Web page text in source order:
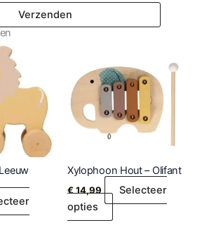
Xylophoon Hout – Olifant
€14,99
Selecteer
opties